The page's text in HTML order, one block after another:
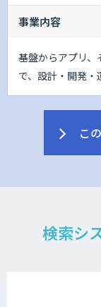
事業内容
基盤からアプリ、
で、設計・開発・
こ
検索シ